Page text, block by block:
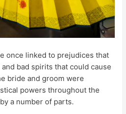
once linked to prejudices that
bad spirits that could cause
bride and groom were
powers throughout the
a number of parts.